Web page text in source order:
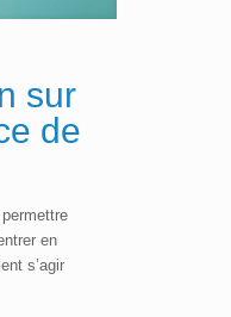
sur
de
en
s’agir